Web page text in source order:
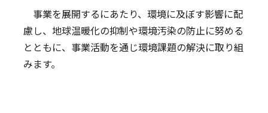
事業を展開するにあたり、環境に及ぼす影響に配
慮し、地球温暖化の抑制や環境汚染の防止に努める
とともに、事業活動を通じ環境課題の解決に取り組
みます。